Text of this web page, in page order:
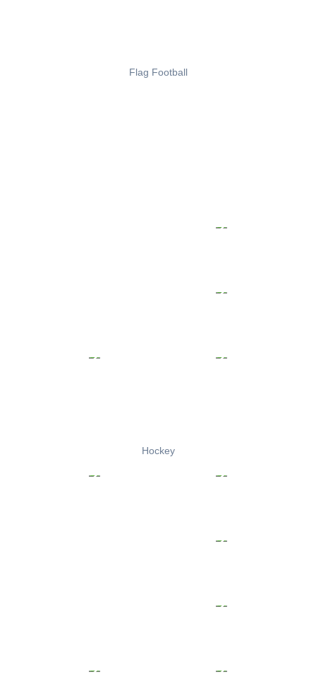
Flag Football
Hockey